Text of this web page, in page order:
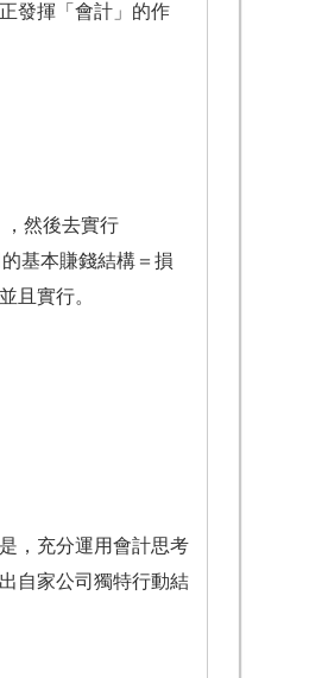
發揮「會計」的作
然後去實行
基本賺錢結構＝損
且實行。
，充分運用會計思考
自家公司獨特行動結